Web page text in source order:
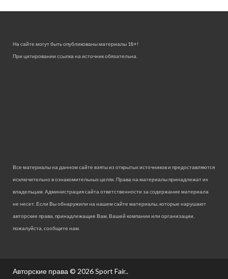
На сайте могут быть опубликованы материалы 18+!
При цитировании ссылка на источник обязательна.
Все материалы на данном сайте взяты из открытых источников и предоставляются
исключительно в ознакомительных целях. Права на материалы принадлежат их
владельцам. Администрация сайта ответственности за содержание материала
не несет. Если Вы обнаружили на нашем сайте материалы, которые нарушают
авторские права, принадлежащие Вам, Вашей компании или организации,
пожалуйста, сообщите нам.
Авторские права © 2026Sport Fair..